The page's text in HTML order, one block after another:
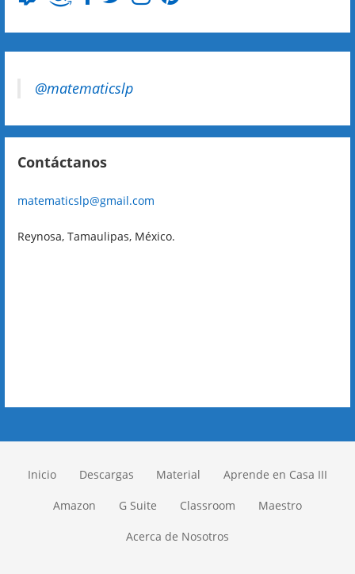
@matematicslp
Contáctanos
matematicslp@gmail.com
Reynosa, Tamaulipas, México.
Inicio Descargas Material Aprende en Casa III
Amazon G Suite Classroom Maestro
Acerca de Nosotros